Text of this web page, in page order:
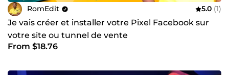
RomEdit 5.0 (1)
Je vais créer et installer votre Pixel Facebook sur
votre site ou tunnel de vente
From $18.76